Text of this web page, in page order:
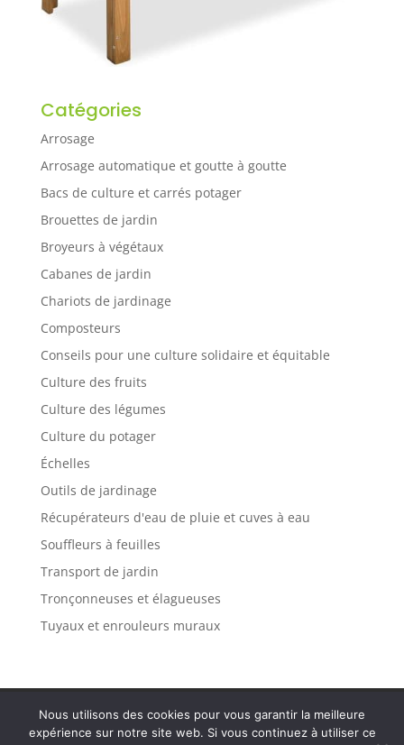
Catégories
Arrosage
Arrosage automatique et goutte à goutte
Bacs de culture et carrés potager
Brouettes de jardin
Broyeurs à végétaux
Cabanes de jardin
Chariots de jardinage
Composteurs
Conseils pour une culture solidaire et équitable
Culture des fruits
Culture des légumes
Culture du potager
Échelles
Outils de jardinage
Récupérateurs d'eau de pluie et cuves à eau
Souffleurs à feuilles
Transport de jardin
Tronçonneuses et élagueuses
Tuyaux et enrouleurs muraux
Politique de confidentialité
Mentions légales
Plan de site
Contact
Nous utilisons des cookies pour vous garantir la meilleure
expérience sur notre site web. Si vous continuez à utiliser ce